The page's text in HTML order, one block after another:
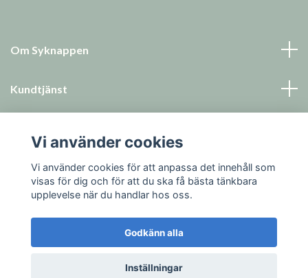
Om Syknappen
Kundtjänst
Sociala medier
© 2026 Syknappen
Vi använder cookies
Vi använder cookies för att anpassa det innehåll som
visas för dig och för att du ska få bästa tänkbara
upplevelse när du handlar hos oss.
Godkänn alla
Inställningar